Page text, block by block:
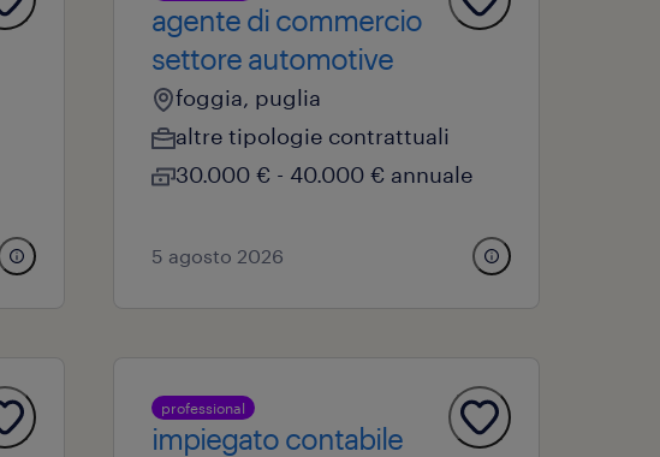
agente di commercio
settore automotive
foggia, puglia
altre tipologie contrattuali
30.000 € - 40.000 € annuale
5 agosto 2026
professional
impiegato contabile